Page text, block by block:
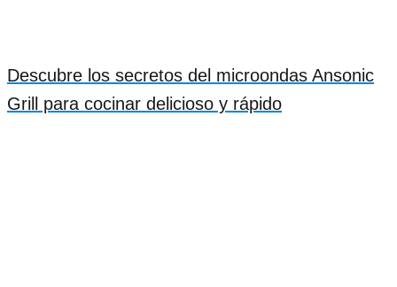
Descubre los secretos del microondas Ansonic
Grill para cocinar delicioso y rápido